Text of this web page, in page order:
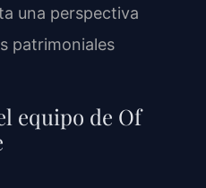
una perspectiva
patrimoniales
equipo de Of